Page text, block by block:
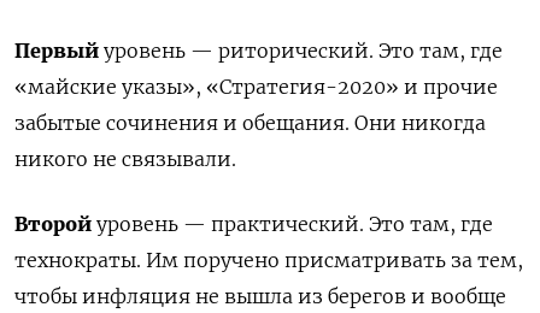
Первый уровень — риторический. Это там, где
«майские указы», «Стратегия-2020» и прочие
забытые сочинения и обещания. Они никогда
никого не связывали.
Второй уровень — практический. Это там, где
технократы. Им поручено присматривать за тем,
чтобы инфляция не вышла из берегов и вообще